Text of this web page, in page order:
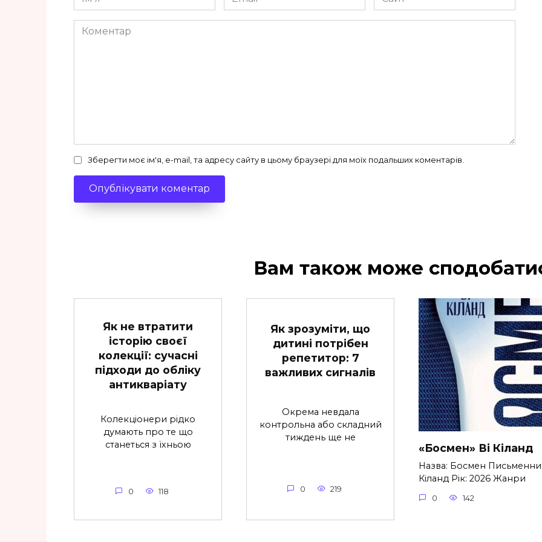
*
*
Коментар
Зберегти моє ім'я, e-mail, та адресу сайту в цьому браузері для моїх подальших коментарів.
Вам також може
Як не втратити
історію своєї
колекції: сучасні
підходи до обліку
антикваріату
Колекціонери рідко
думають про те що
станеться з їхньою
0 118
Як зрозуміти, що
дитині потрібен
репетитор: 7
важливих сигналів
Окрема невдала
контрольна або складний
тиждень ще не
0 219
«Босмен» Ві Кіланд
Назва: Босмен
Кіланд Рік: 2026 Жанри
0 142